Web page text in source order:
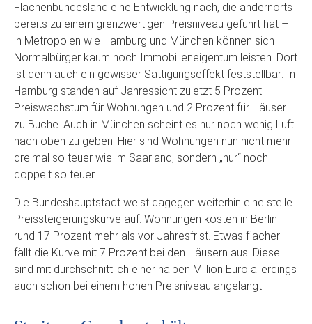
Flächenbundesland eine Entwicklung nach, die andernorts
bereits zu einem grenzwertigen Preisniveau geführt hat –
in Metropolen wie Hamburg und München können sich
Normalbürger kaum noch Immobilieneigentum leisten. Dort
ist denn auch ein gewisser Sättigungseffekt feststellbar: In
Hamburg standen auf Jahressicht zuletzt 5 Prozent
Preiswachstum für Wohnungen und 2 Prozent für Häuser
zu Buche. Auch in München scheint es nur noch wenig Luft
nach oben zu geben: Hier sind Wohnungen nun nicht mehr
dreimal so teuer wie im Saarland, sondern „nur“ noch
doppelt so teuer.
Die Bundeshauptstadt weist dagegen weiterhin eine steile
Preissteigerungskurve auf: Wohnungen kosten in Berlin
rund 17 Prozent mehr als vor Jahresfrist. Etwas flacher
fällt die Kurve mit 7 Prozent bei den Häusern aus. Diese
sind mit durchschnittlich einer halben Million Euro allerdings
auch schon bei einem hohen Preisniveau angelangt.